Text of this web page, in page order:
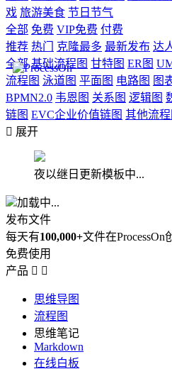
戏 旅游美食 节日节气
全部 免费 VIP免费 付费
推荐 热门 克隆最多 最新发布 达
全部 基础流程图 甘特图 ER图
流程图 泳道图 平面图 电路图 图
BPMN2.0 韦恩图 关系图 逻辑图
链图 EVC企业价值链图 其他流程
 展开
夜以继日更新模板中...
加载中...
发布文件
每天有100,000+文件在ProcessOn
免费使用
产品  
思维导图
流程图
思维笔记
Markdown
在线白板